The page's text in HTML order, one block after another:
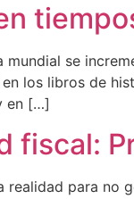
se
los libros de
en […]
fiscal:
realidad para no